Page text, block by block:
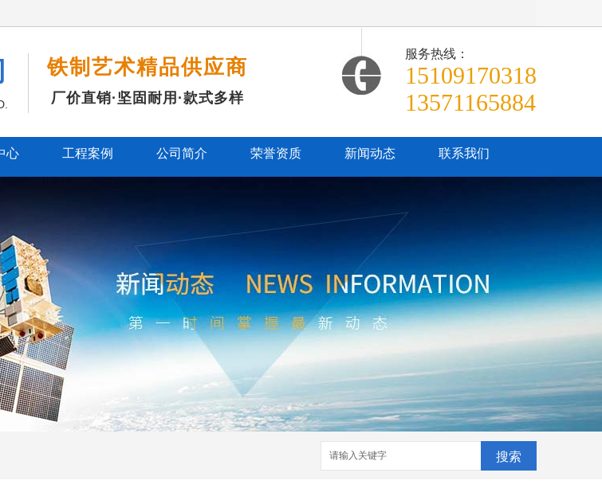
铁制艺术精品供应商
厂价直销·坚固耐用·款式多样
服务热线：
15109170318
13571165884
心 工程案例 公司简介 荣誉资质 新闻动态 联系我们
搜索